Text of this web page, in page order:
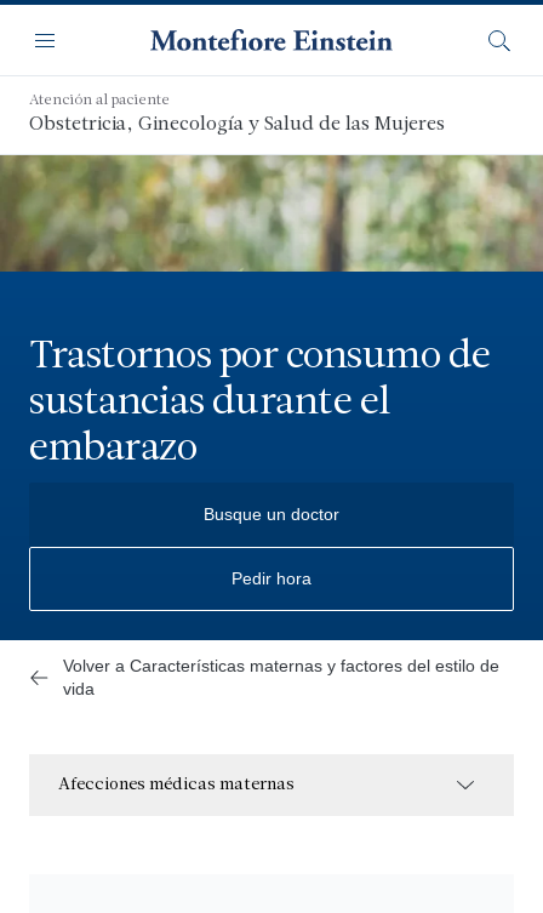
contenido
principal
Navegación
Menú
Atención al paciente
Obstetricia, Ginecología y Salud de las Mujeres
Trastornos por consumo de
sustancias durante el
embarazo
Busque un doctor
Pedir hora
Volver a Características maternas y factores del estilo de
vida
Afecciones médicas maternas